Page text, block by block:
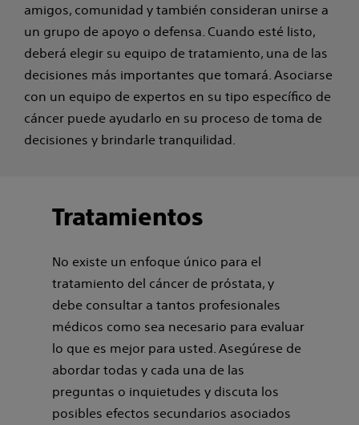
amigos, comunidad y también consideran unirse a
un grupo de apoyo o defensa. Cuando esté listo,
deberá elegir su equipo de tratamiento, una de las
decisiones más importantes que tomará. Asociarse
con un equipo de expertos en su tipo específico de
cáncer puede ayudarlo en su proceso de toma de
decisiones y brindarle tranquilidad.
Tratamientos
No existe un enfoque único para el
tratamiento del cáncer de próstata, y
debe consultar a tantos profesionales
médicos como sea necesario para evaluar
lo que es mejor para usted. Asegúrese de
abordar todas y cada una de las
preguntas o inquietudes y discuta los
posibles efectos secundarios asociados